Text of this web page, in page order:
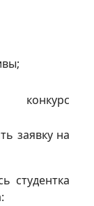
конкурс
заявку на
студентка